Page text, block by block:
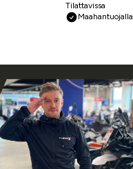
Tilattavissa
Maahantuojalla